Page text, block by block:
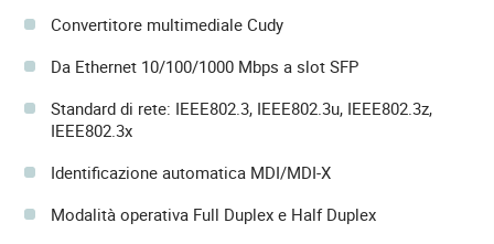
Convertitore multimediale Cudy
Da Ethernet 10/100/1000 Mbps a slot SFP
Standard di rete: IEEE802.3, IEEE802.3u, IEEE802.3z,
IEEE802.3x
Identificazione automatica MDI/MDI-X
Modalità operativa Full Duplex e Half Duplex